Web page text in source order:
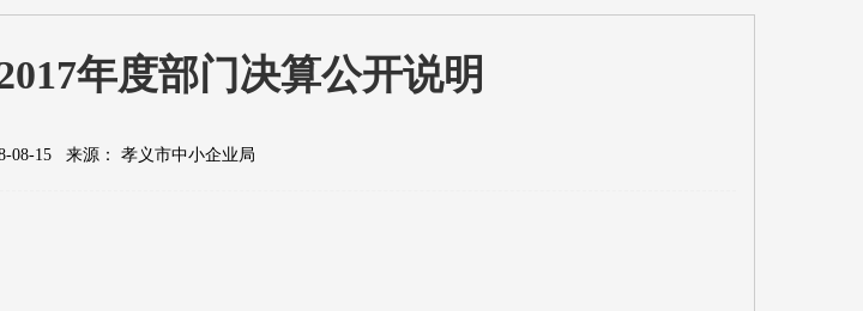
年度部门决算公开说明
08-15 来源： 孝义市中小企业局